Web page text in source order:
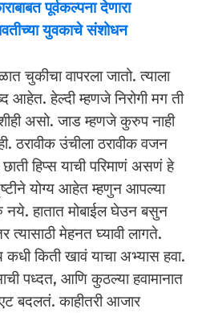
पूर्वकल्पना देणारा
युवकाचे संशोधन
चुकीचा वापरला जातो. त्याला
हेल्दी म्हणजे निरोगी मग ती
असो. जाड म्हणजे कुरुप नाही
ठरावीक उंचीला ठरावीक वजन
हिप्स याची परिमाणं असणं हे
योग्य आहेत म्हणुन आपल्या
नये. हातात मोबाईल घेउन बसुन
त्यासाठी मेहनत घ्यावी लागते.
कधी किती खावं याचा अभ्यास हवा.
पध्दत, आणि कुठल्या हवामानात
बदलतं. काहीतरी आजार